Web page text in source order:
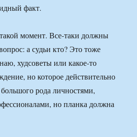
факт.
момент. Все-таки должны
а судьи кто? Это тоже
худсоветы или какое-то
но которое действительно
большого рода личностями,
но планка должна